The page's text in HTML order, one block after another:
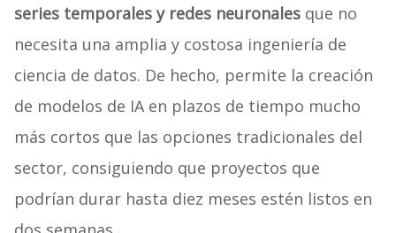
series temporales y redes neuronalesque no
necesita una amplia y costosa ingeniería de
ciencia de datos. De hecho, permite la creación
de modelos de IA en plazos de tiempo mucho
más cortos que las opciones tradicionales del
sector, consiguiendo que proyectos que
podrían durar hasta diez meses estén listos en